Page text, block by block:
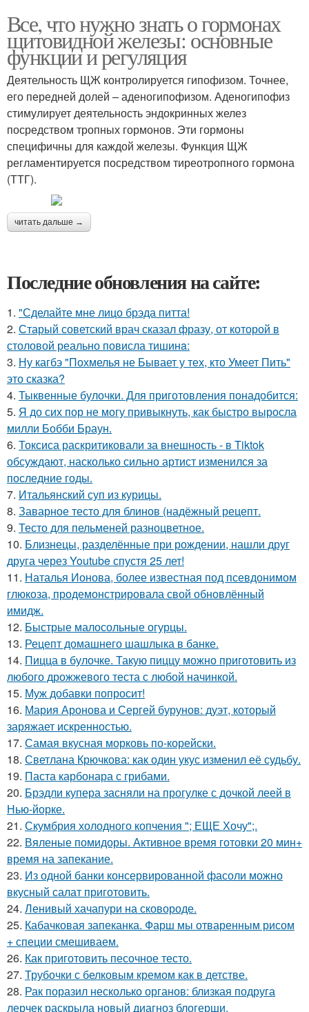
Все, что нужно знать о гормонах
щитовидной железы: основные
функции и регуляция
Деятельность ЩЖ контролируется гипофизом. Точнее,
его передней долей – аденогипофизом. Аденогипофиз
стимулирует деятельность эндокринных желез
посредством тропных гормонов. Эти гормоны
специфичны для каждой железы. Функция ЩЖ
регламентируется посредством тиреотропного гормона
(ТТГ).
читать дальше →
Последние обновления на сайте:
1. "Сделайте мне лицо брэда питта!
2. Старый советский врач сказал фразу, от которой в
столовой реально повисла тишинa:
3. Ну кагбэ "Похмелья не Бывает у тех, кто Умеет Пить"
это сказка?
4. Тыквенные булочки. Для приготовления понадобится:
5. Я до сих пор не могу привыкнуть, как быстро выросла
милли Бобби Браун.
6. Токсиса раскритиковали за внешность - в Tiktok
обсуждают, насколько сильно артист изменился за
последние годы.
7. Итальянский суп из курицы.
8. Заварное тесто для блинов (надёжный рецепт.
9. Тесто для пельменей разноцветное.
10. Близнецы, разделённые при рождении, нашли друг
друга через Youtube спустя 25 лет!
11. Наталья Ионова, более известная под псевдонимом
глюкоза, продемонстрировала свой обновлённый
имидж.
12. Быстрые малосольные огурцы.
13. Рецепт домашнего шашлыка в банке.
14. Пицца в булочке. Такую пиццу можно приготовить из
любого дрожжевого теста с любой начинкой.
15. Муж добавки попросит!
16. Мария Аронова и Сергей бурунов: дуэт, который
заряжает искренностью.
17. Самая вкусная морковь по-корейски.
18. Светлана Крючкова: как один укус изменил её судьбу.
19. Паста карбонара с грибами.
20. Брэдли купера засняли на прогулке с дочкой леей в
Нью-йорке.
21. Скумбрия холодного копчения "; ЕЩЕ Хочу";.
22. Вяленые помидоры. Активное время готовки 20 мин+
время на запекание.
23. Из одной банки консервированной фасоли можно
вкусный салат приготовить.
24. Ленивый хачапури на сковороде.
25. Кабачковая запеканка. Фарш мы отваренным рисом
+ специи смешиваем.
26. Как приготовить песочное тесто.
27. Трубочки с белковым кремом как в детстве.
28. Рак поразил несколько органов: близкая подруга
лерчек раскрыла новый диагноз блогерши.